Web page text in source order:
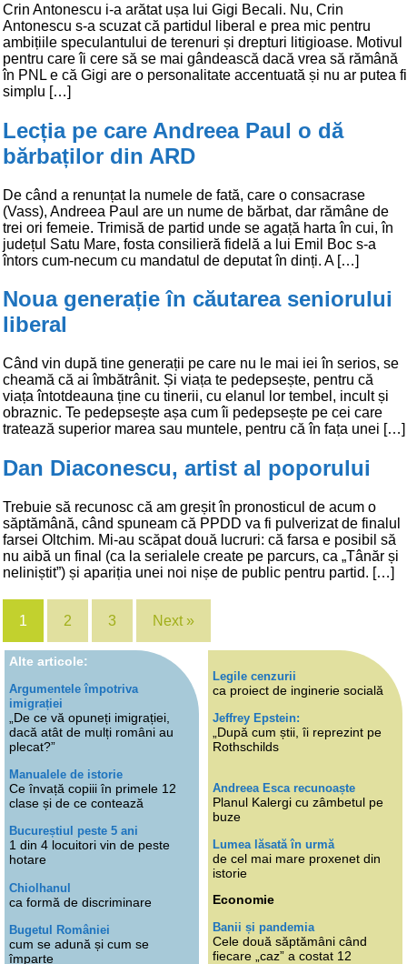
Crin Antonescu i-a arătat ușa lui Gigi Becali. Nu, Crin
Antonescu s-a scuzat că partidul liberal e prea mic pentru
ambițiile speculantului de terenuri și drepturi litigioase. Motivul
pentru care îi cere să se mai gândească dacă vrea să rămână
în PNL e că Gigi are o personalitate accentuată și nu ar putea fi
simplu […]
Lecția pe care Andreea Paul o dă
bărbaților din ARD
De când a renunțat la numele de fată, care o consacrase
(Vass), Andreea Paul are un nume de bărbat, dar rămâne de
trei ori femeie. Trimisă de partid unde se agață harta în cui, în
județul Satu Mare, fosta consilieră fidelă a lui Emil Boc s-a
întors cum-necum cu mandatul de deputat în dinți. A […]
Noua generație în căutarea seniorului
liberal
Când vin după tine generații pe care nu le mai iei în serios, se
cheamă că ai îmbătrânit. Și viața te pedepsește, pentru că
viața întotdeauna ține cu tinerii, cu elanul lor tembel, incult și
obraznic. Te pedepsește așa cum îi pedepsește pe cei care
tratează superior marea sau muntele, pentru că în fața unei […]
Dan Diaconescu, artist al poporului
Trebuie să recunosc că am greșit în pronosticul de acum o
săptămână, când spuneam că PPDD va fi pulverizat de finalul
farsei Oltchim. Mi-au scăpat două lucruri: că farsa e posibil să
nu aibă un final (ca la serialele create pe parcurs, ca „Tânăr și
neliniștit”) și apariția unei noi nișe de public pentru partid. […]
1 2 3 Next »
Alte articole:
Argumentele împotriva
imigrației
„De ce vă opuneți imigrației,
dacă atât de mulți români au
plecat?”
Manualele de istorie
Ce învață copiii în primele 12
clase și de ce contează
Bucureștiul peste 5 ani
1 din 4 locuitori vin de peste
hotare
Chiolhanul
ca formă de discriminare
Bugetul României
cum se adună și cum se
împarte
Legile cenzurii
ca proiect de inginerie socială
Jeffrey Epstein:
„După cum știi, îi reprezint pe
Rothschilds
Andreea Esca recunoaște
Planul Kalergi cu zâmbetul pe
buze
Lumea lăsată în urmă
de cel mai mare proxenet din
istorie
Economie
Banii și pandemia
Cele două săptămâni când
fiecare „caz” a costat 12